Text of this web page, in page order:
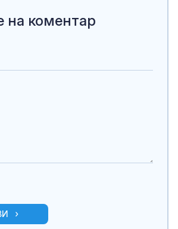
на коментар